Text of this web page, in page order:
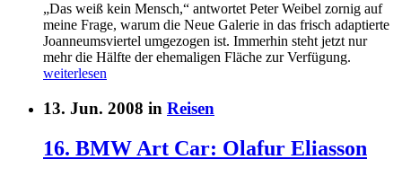
„Das weiß kein Mensch,“ antwortet Peter Weibel zornig auf
meine Frage, warum die Neue Galerie in das frisch adaptierte
Joanneumsviertel umgezogen ist. Immerhin steht jetzt nur
mehr die Hälfte der ehemaligen Fläche zur Verfügung.
weiterlesen
13. Jun. 2008 in Reisen
16. BMW Art Car: Olafur Eliasson